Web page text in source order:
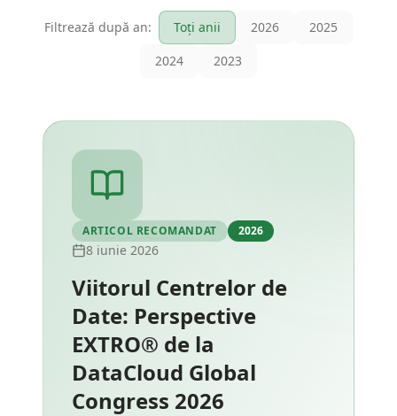
Filtrează după an: Toți anii 2026
2025
2024
2023
ARTICOL RECOMANDAT 2026
8 iunie 2026
Viitorul Centrelor de
Date: Perspective
EXTRO® de la
DataCloud Global
Congress 2026